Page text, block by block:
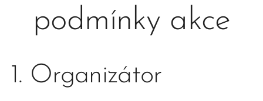
podmínky akce
1. Organizátor